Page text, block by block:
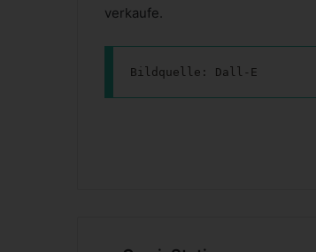
verkaufe.
Bildquelle: Dall-E